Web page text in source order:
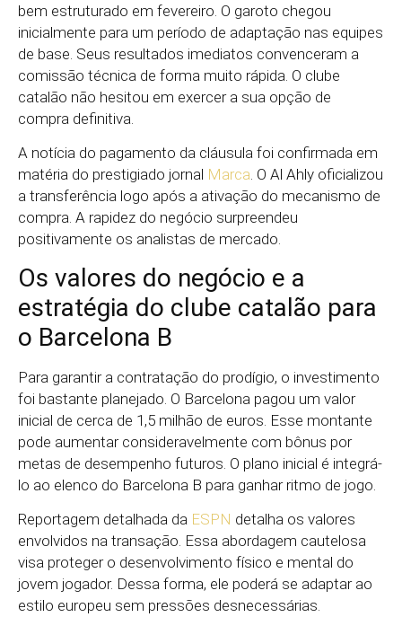
bem estruturado em fevereiro. O garoto chegou
inicialmente para um período de adaptação nas equipes
de base. Seus resultados imediatos convenceram a
comissão técnica de forma muito rápida. O clube
catalão não hesitou em exercer a sua opção de
compra definitiva.
A notícia do pagamento da cláusula foi confirmada em
matéria do prestigiado jornal Marca. O Al Ahly oficializou
a transferência logo após a ativação do mecanismo de
compra. A rapidez do negócio surpreendeu
positivamente os analistas de mercado.
Os valores do negócio e a
estratégia do clube catalão para
o Barcelona B
Para garantir a contratação do prodígio, o investimento
foi bastante planejado. O Barcelona pagou um valor
inicial de cerca de 1,5 milhão de euros. Esse montante
pode aumentar consideravelmente com bônus por
metas de desempenho futuros. O plano inicial é integrá-
lo ao elenco do Barcelona B para ganhar ritmo de jogo.
Reportagem detalhada da ESPN detalha os valores
envolvidos na transação. Essa abordagem cautelosa
visa proteger o desenvolvimento físico e mental do
jovem jogador. Dessa forma, ele poderá se adaptar ao
estilo europeu sem pressões desnecessárias.